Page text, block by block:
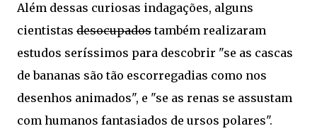
Além dessas curiosas indagações, alguns
cientistas desocupadostambém realizaram
estudos seríssimos para descobrir "se as cascas
de bananas são tão escorregadias como nos
desenhos animados", e "se as renas se assustam
com humanos fantasiados de ursos polares".